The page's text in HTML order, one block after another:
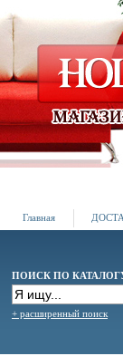
Главная
ПОИСК ПО
+ расширенный поиск